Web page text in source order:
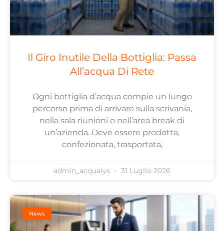
Il Giro Inutile Della Bottiglia: Passa
All’acqua Di Rete
Ogni bottiglia d’acqua compie un lungo
percorso prima di arrivare sulla scrivania,
nella sala riunioni o nell’area break di
un’azienda. Deve essere prodotta,
confezionata, trasportata,
admin_acqualys 31 Luglio 2026
News